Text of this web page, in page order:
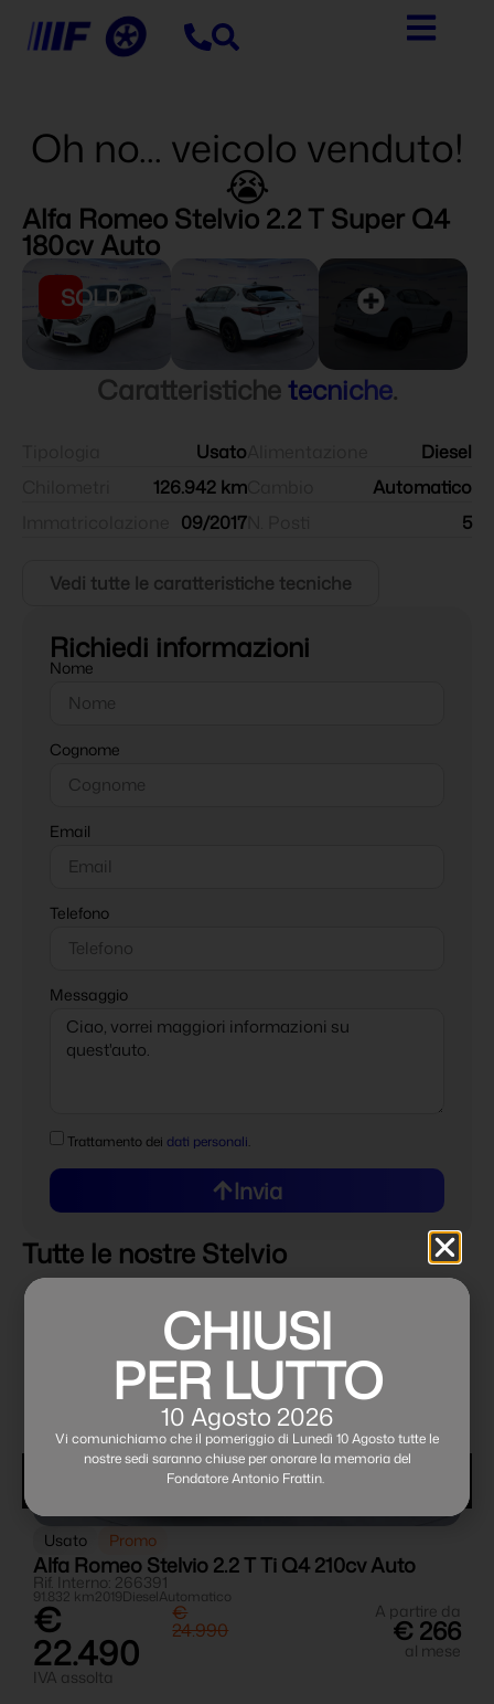
Oh no... veicolo venduto!
😭
Alfa Romeo Stelvio 2.2 T Super Q4
180cv Auto
SOLD
Caratteristichetecniche.
Usato
126.942 km
09/2017
Diesel
Automatico
5
Vedi tutte le caratteristiche tecniche
Richiedi informazioni
Nome
Cognome
Email
Telefono
Messaggio
Trattamento dei dati personali.
Invia
Tutte le nostre Stelvio
Usato Promo
Alfa Romeo Stelvio 2.2 T Ti Q4 210cv Auto
Rif. Interno: 266391
91.832 km2019DieselAutomatico
€
22.490
€
24.990
IVA assolta
A partire da
€ 266
al mese
CHIUSI
PER LUTTO
10 Agosto 2026
Vi comunichiamo che il pomeriggio di Lunedì 10 Agosto tutte le
nostre sedi saranno chiuse per onorare la memoria del
Fondatore Antonio Frattin.